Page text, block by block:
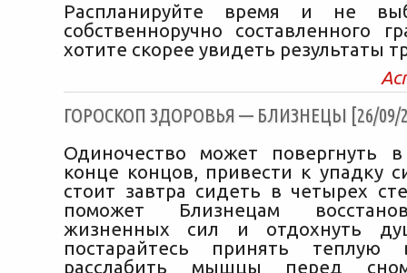
Распланируйте время и не
собственноручно составленного
хотите скорее увидеть результаты
ГОРОСКОП ЗДОРОВЬЯ — БЛИЗНЕЦЫ [26/09/
Одиночество может повергнуть
конце концов, привести к упадку
стоит завтра сидеть в четырех
поможет Близнецам
жизненных сил и отдохнуть
постарайтесь принять теплую
расслабить мышцы перед